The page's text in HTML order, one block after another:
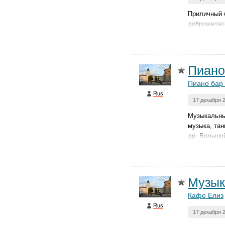
Приличный
Rus
Пиано бар
17 декабря
музыка,
др.
Rus
Кафе Елиз
17 декабря